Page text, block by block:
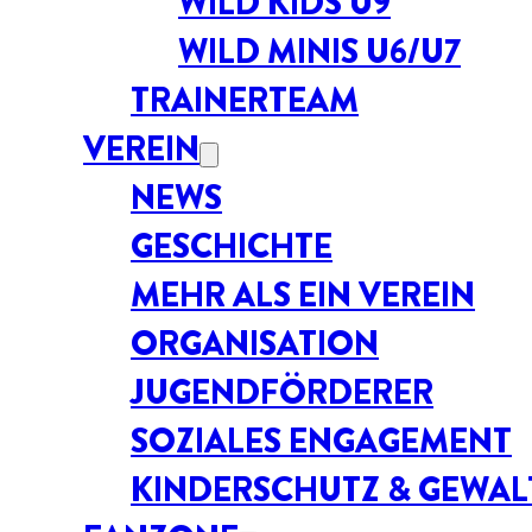
WILD MINIS U6/U7
TRAINERTEAM
VEREIN
NEWS
GESCHICHTE
MEHR ALS EIN VEREIN
ORGANISATION
JUGENDFÖRDERER
SOZIALES ENGAGEMENT
KINDERSCHUTZ &